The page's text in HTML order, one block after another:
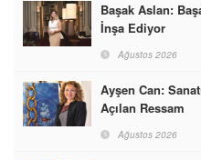
Başak Aslan:
İnşa Ediyor
Ağustos 2026
Ayşen Can:
Açılan Ressam
Ağustos 2026